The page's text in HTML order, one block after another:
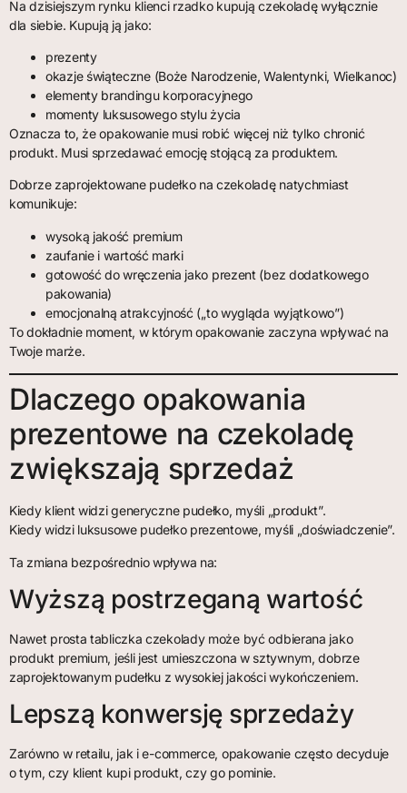
Na dzisiejszym rynku klienci rzadko kupują czekoladę wyłącznie
dla siebie. Kupują ją jako:
prezenty
okazje świąteczne (Boże Narodzenie, Walentynki, Wielkanoc)
elementy brandingu korporacyjnego
momenty luksusowego stylu życia
Oznacza to, że opakowanie musi robić więcej niż tylko chronić
produkt. Musi sprzedawać emocję stojącą za produktem.
Dobrze zaprojektowane pudełko na czekoladę natychmiast
komunikuje:
wysoką jakość premium
zaufanie i wartość marki
gotowość do wręczenia jako prezent (bez dodatkowego
pakowania)
emocjonalną atrakcyjność („to wygląda wyjątkowo”)
To dokładnie moment, w którym opakowanie zaczyna wpływać na
Twoje marże.
Dlaczego opakowania
prezentowe na czekoladę
zwiększają sprzedaż
Kiedy klient widzi generyczne pudełko, myśli „produkt”.
Kiedy widzi luksusowe pudełko prezentowe, myśli „doświadczenie”.
Ta zmiana bezpośrednio wpływa na:
Wyższą postrzeganą wartość
Nawet prosta tabliczka czekolady może być odbierana jako
produkt premium, jeśli jest umieszczona w sztywnym, dobrze
zaprojektowanym pudełku z wysokiej jakości wykończeniem.
Lepszą konwersję sprzedaży
Zarówno w retailu, jak i e-commerce, opakowanie często decyduje
o tym, czy klient kupi produkt, czy go pominie.